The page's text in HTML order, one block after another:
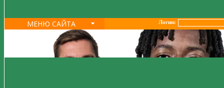
МЕНЮ САЙТА Логин: